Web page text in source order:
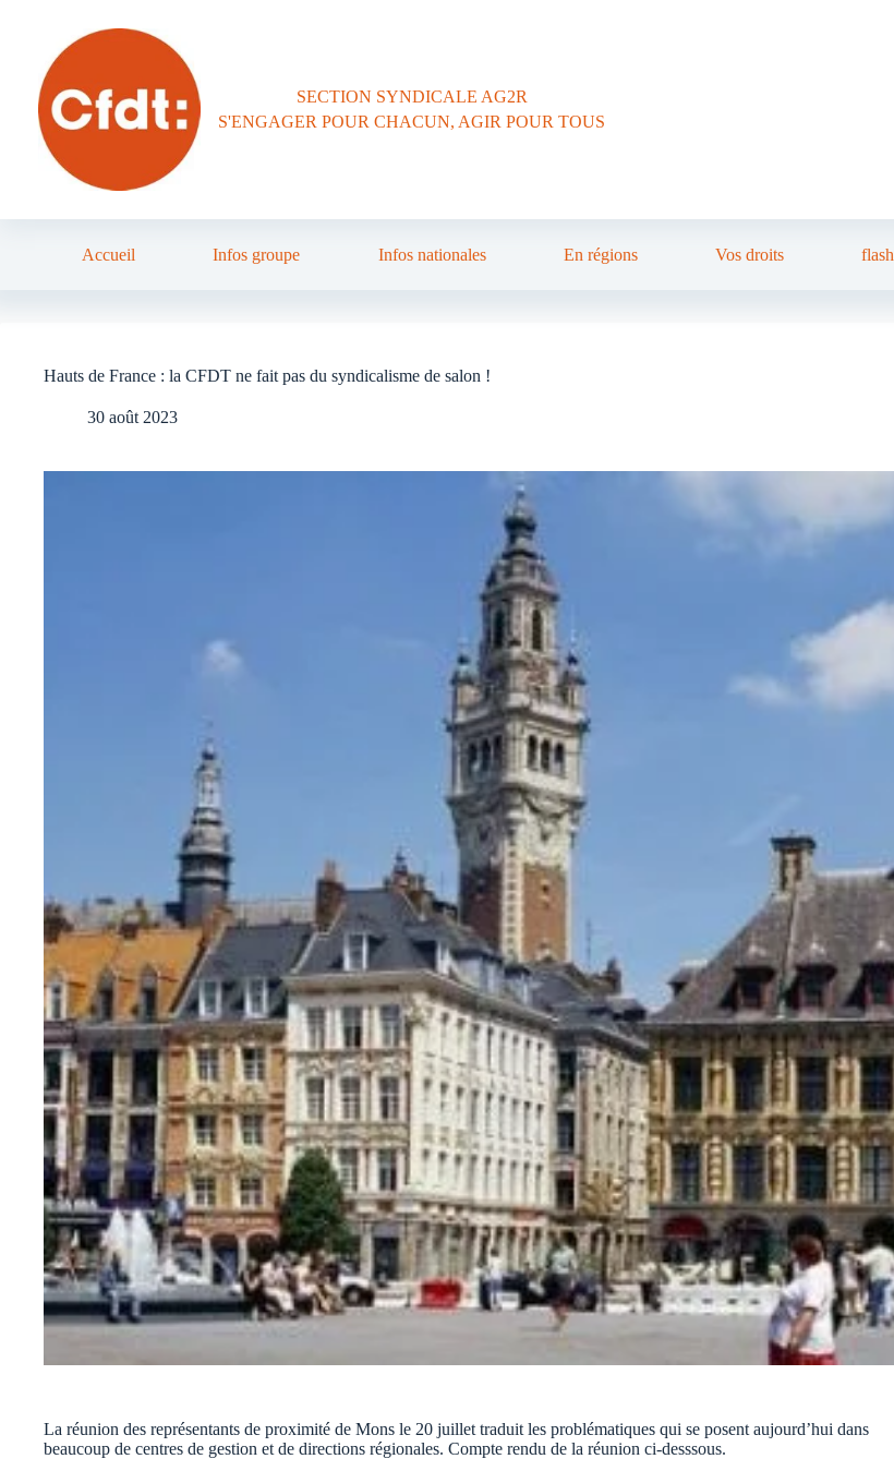
SECTION SYNDICALE AG2R
S'ENGAGER POUR CHACUN, AGIR POUR TOUS
Accueil Infos groupe Infos nationales En régions Vos droits flash
Hauts de France : la CFDT ne fait pas du syndicalisme de salon !
30 août 2023
La réunion des représentants de proximité de Mons le 20 juillet traduit les problématiques qui se posent aujourd’hui dans
beaucoup de centres de gestion et de directions régionales. Compte rendu de la réunion ci-desssous.